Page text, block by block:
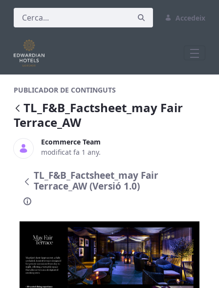
Accedeix
PUBLICADOR DE CONTINGUTS
TL_F&B_Factsheet_may Fair
Terrace_AW
Ecommerce Team
modificat fa 1 any.
TL_F&B_Factsheet_may Fair
Terrace_AW (Versió 1.0)